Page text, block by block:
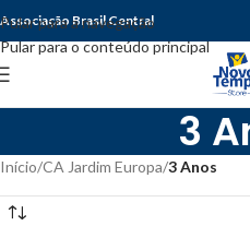
Pular para a navegação
Pular para o conteúdo principal
Associação Brasil Central
3
Início/CA Jardim Europa/3 Anos